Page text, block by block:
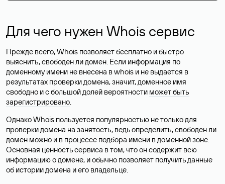
Для чего нужен Whois сервис
Прежде всего, Whois позволяет бесплатно и быстро
выяснить, свободен ли домен. Если информация по
доменному имени не внесена в whois и не выдается в
результатах проверки домена, значит, доменное имя
свободно и с большой долей вероятности может быть
зарегистрировано.
Однако Whois пользуется популярностью не только для
проверки домена на занятость, ведь определить, свободен ли
домен можно и в процессе подбора имени в доменной зоне.
Основная ценность сервиса в том, что он содержит всю
информацию о домене, и обычно позволяет получить данные
об истории домена и его владельце.